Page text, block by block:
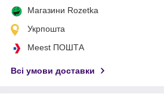
Магазини Rozetka
Укрпошта
Meest ПОШТА
Всі умови доставки